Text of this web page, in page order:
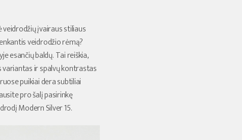
įvairaus stiliaus
veidrodžio rėmą?
esančių baldų. Tai reiškia,
ir spalvų kontrastas
puikiai dera subtiliai
pro šalį pasirinkę
Modern Silver 15.